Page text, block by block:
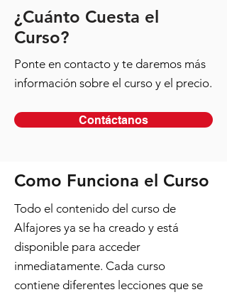
¿Cuánto Cuesta el
Curso?
Ponte en contacto y te daremos más
información sobre el curso y el precio.
Contáctanos
Como Funciona el Curso
Todo el contenido del curso de
Alfajores ya se ha creado y está
disponible para acceder
inmediatamente. Cada curso
contiene diferentes lecciones que se